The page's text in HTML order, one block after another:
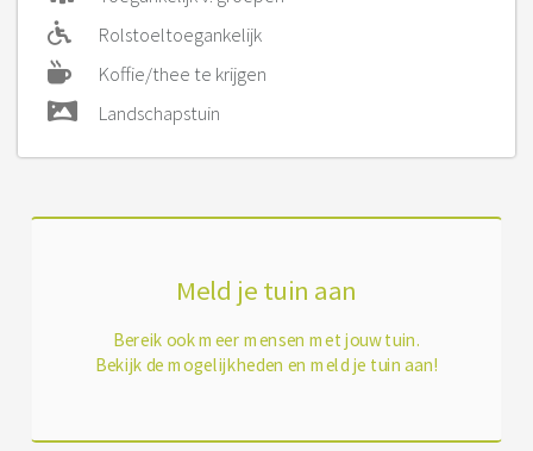
Rolstoeltoegankelijk
Koffie/thee te krijgen
Landschapstuin
Meld je tuin aan
Bereik ook meer mensen met jouw tuin.
Bekijk de mogelijkheden en meld je tuin aan!